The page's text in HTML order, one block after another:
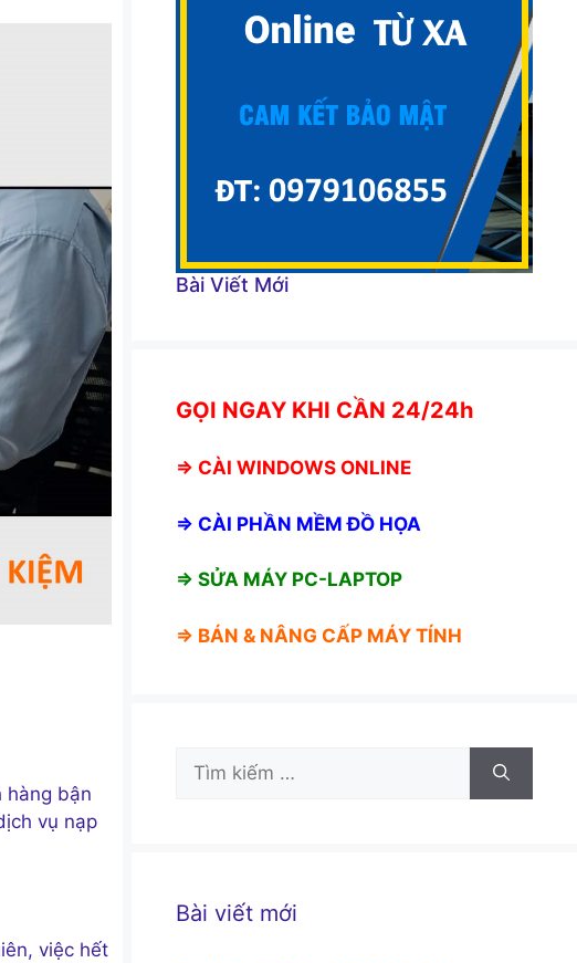
hàng bận
vụ nạp
việc hết
Bài Viết Mới
GỌI NGAY KHI CẦN 24/24h
⇒ CÀI WINDOWS ONLINE
⇒ CÀI PHẦN MỀM ĐỒ HỌA
⇒ SỬA MÁY PC-LAPTOP
⇒ BÁN & NÂNG CẤP MÁY TÍNH
Tìm
kiếm
Bài viết mới